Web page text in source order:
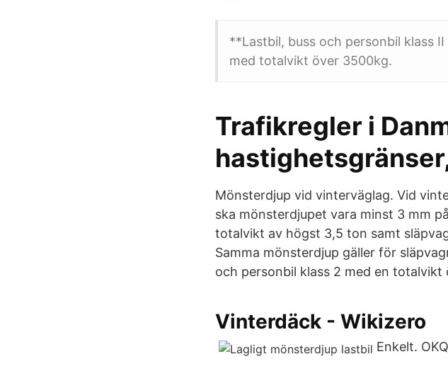
**Lastbil, buss och personbil klass
med totalvikt över 3500kg.
Trafikregler i
Mönsterdjup vid vinterväglag. Vid
ska mönsterdjupet vara minst 3 mm
totalvikt av högst 3,5 ton samt
Samma mönsterdjup gäller för
och personbil klass 2 med en
Vinterdäck - Wikizero
Enkelt.